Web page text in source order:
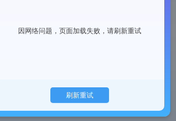
因网络问题，页面加载失败，请刷新重试
刷新重试